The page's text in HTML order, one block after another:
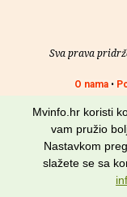
Sva prava
O nama•
Mvinfo.hr koristi
vam pružio
Nastavkom
slažete se sa